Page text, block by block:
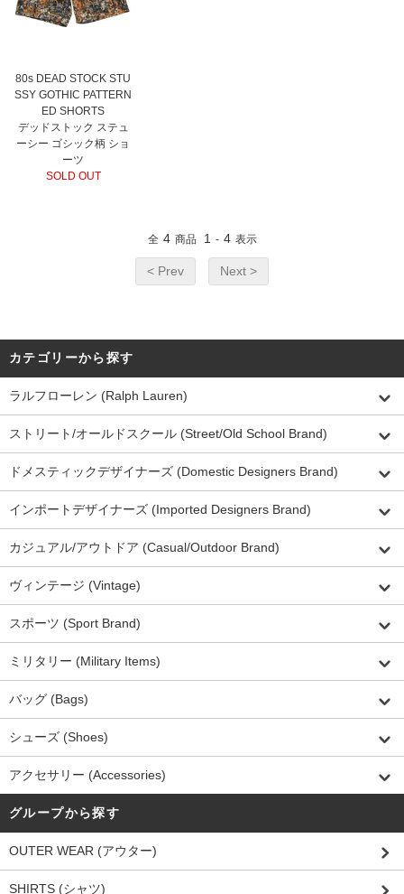
80s DEAD STOCK STU
SSY GOTHIC PATTERN
ED SHORTS
デッドストック ステュ
ーシー ゴシック柄 ショ
ーツ
SOLD OUT
全 4 商品 1 - 4 表示
< Prev Next >
カテゴリーから探す
ラルフローレン (Ralph Lauren)
ストリート/オールドスクール (Street/Old School Brand)
ドメスティックデザイナーズ (Domestic Designers Brand)
インポートデザイナーズ (Imported Designers Brand)
カジュアル/アウトドア (Casual/Outdoor Brand)
ヴィンテージ (Vintage)
スポーツ (Sport Brand)
ミリタリー (Military Items)
バッグ (Bags)
シューズ (Shoes)
アクセサリー (Accessories)
グループから探す
OUTER WEAR (アウター)
SHIRTS (シャツ)